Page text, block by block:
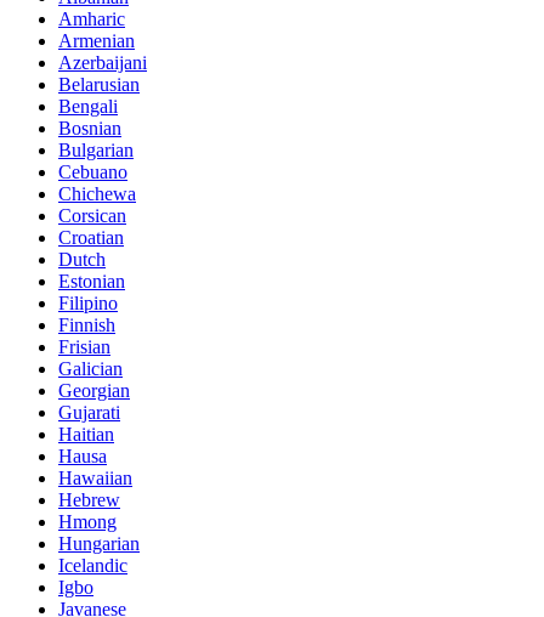
Amharic
Armenian
Azerbaijani
Belarusian
Bengali
Bosnian
Bulgarian
Cebuano
Chichewa
Corsican
Croatian
Dutch
Estonian
Filipino
Finnish
Frisian
Galician
Georgian
Gujarati
Haitian
Hausa
Hawaiian
Hebrew
Hmong
Hungarian
Icelandic
Igbo
Javanese